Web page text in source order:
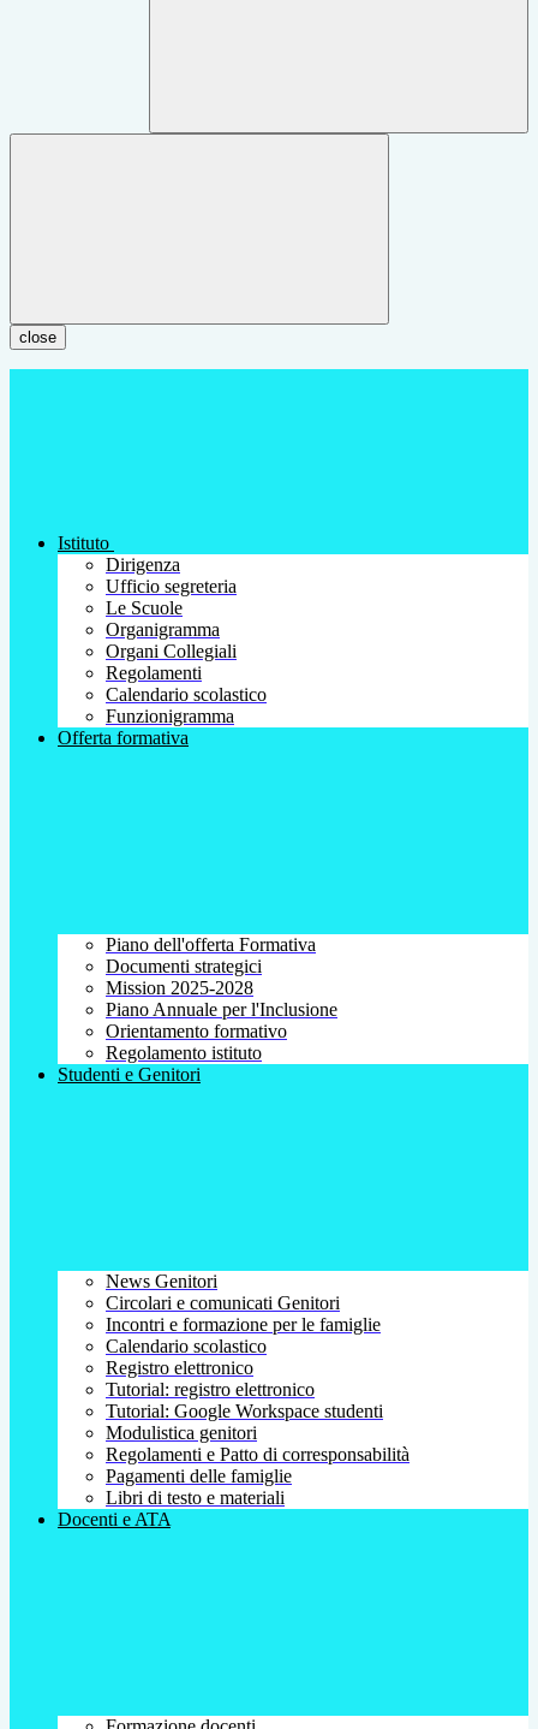
close
Istituto
Dirigenza
Ufficio segreteria
Le Scuole
Organigramma
Organi Collegiali
Regolamenti
Calendario scolastico
Funzionigramma
Offerta formativa
Piano dell'offerta Formativa
Documenti strategici
Mission 2025-2028
Piano Annuale per l'Inclusione
Orientamento formativo
Regolamento istituto
Studenti e Genitori
News Genitori
Circolari e comunicati Genitori
Incontri e formazione per le famiglie
Calendario scolastico
Registro elettronico
Tutorial: registro elettronico
Tutorial: Google Workspace studenti
Modulistica genitori
Regolamenti e Patto di corresponsabilità
Pagamenti delle famiglie
Libri di testo e materiali
Docenti e ATA